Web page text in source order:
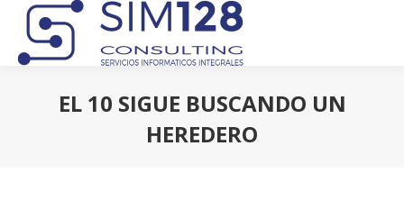
EL 10 SIGUE BUSCANDO UN
HEREDERO